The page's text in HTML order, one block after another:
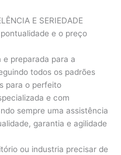
E SERIEDADE
e o preço
e preparada para a
todos os padrões
para o perfeito
e com
sempre uma assistência
garantia e agilidade
ou industria precisar de